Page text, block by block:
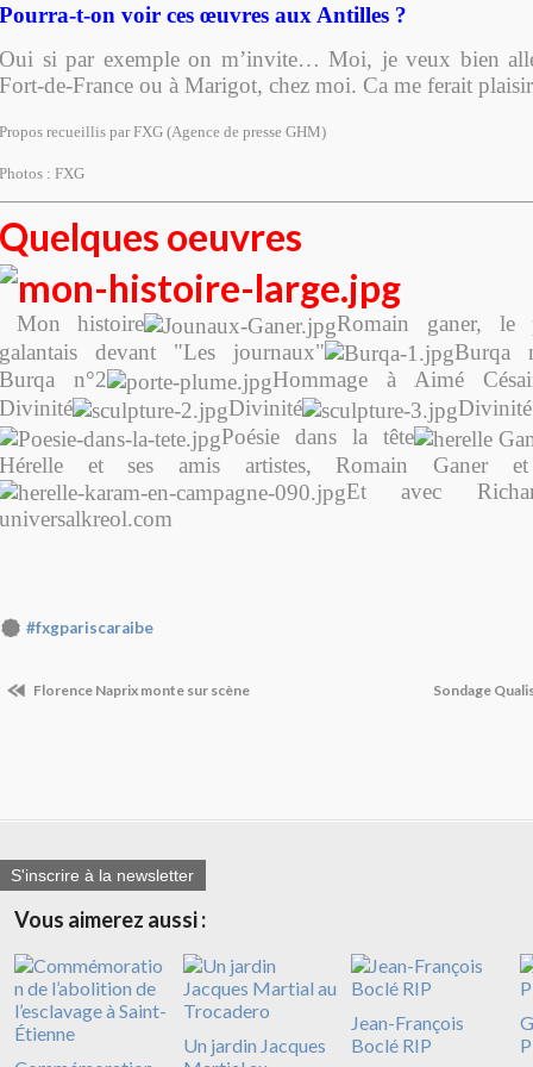
Pourra-t-on voir ces œuvres aux Antilles ?
Oui si par exemple on m’invite… Moi, je veux bien
Fort-de-France ou à Marigot, chez moi. Ca me ferait
Propos recueillis par FXG (Agence de presse GHM)
Photos : FXG
Quelques oeuvres
Mon histoire
Romain ganer, le
galantais devant "Les journaux"
Burqa
Burqa n°2
Hommage à Aimé
Divinité
Divinité
Divinité
Poésie dans la tête
Hérelle et ses amis artistes, Romain Ganer
Et avec
universalkreol.com
#fxgpariscaraibe
Florence Naprix monte sur scène Sondage
S'inscrire à la newsletter
Vous aimerez aussi :
Un jardin Jacques
Jean-François
Boclé RIP